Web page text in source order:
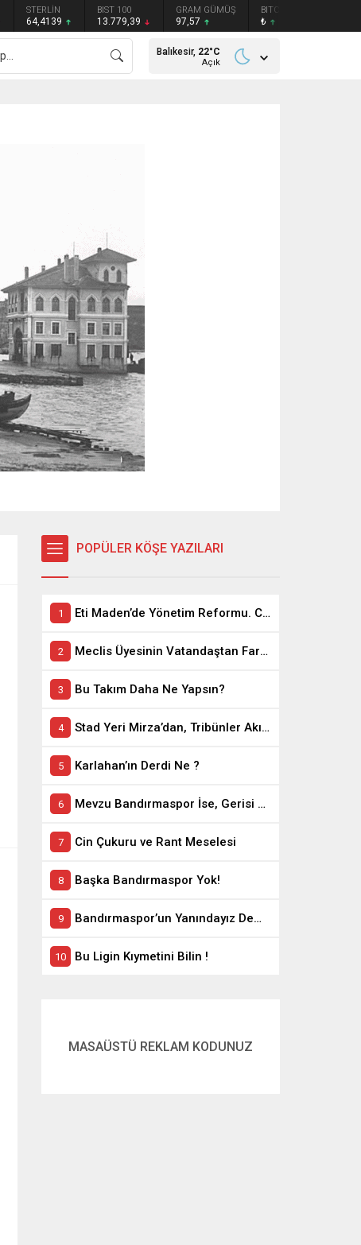
STERLİN
64,4139
BIST 100
13.779,39
GRAM GÜMÜŞ
97,57
BITCOIN
₺
Balıkesir, 22°C
Açık
POPÜLER KÖŞE YAZILARI
Eti Maden’de Yönetim Reformu. CEO Modeli’nde Kadro / Taşeron İşçilik Ayrımı Kalkıyor
Meclis Üyesinin Vatandaştan Farkı Ne ?
Bu Takım Daha Ne Yapsın?
Stad Yeri Mirza’dan, Tribünler Akın’dan: Geriye Bakanlık Kaldı.
Karlahan’ın Derdi Ne ?
Mevzu Bandırmaspor İse, Gerisi Teferruattır
Cin Çukuru ve Rant Meselesi
Başka Bandırmaspor Yok!
Bandırmaspor’un Yanındayız Demekle Olmuyor!
Bu Ligin Kıymetini Bilin !
MASAÜSTÜ REKLAM KODUNUZ